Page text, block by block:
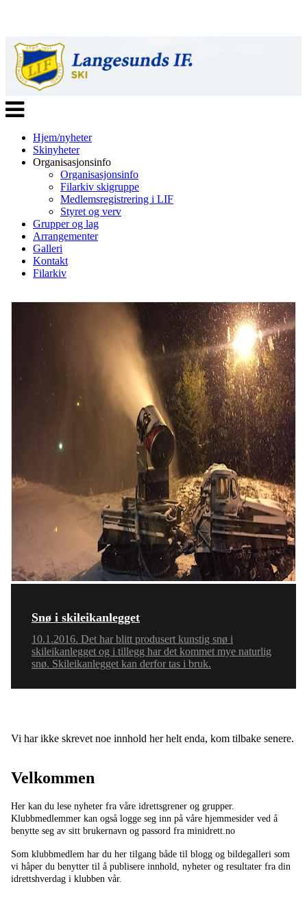
Veksle
navigasjon
Hjem/nyheter
Skinyheter
Organisasjonsinfo
Organisasjonsinfo
Filarkiv skigruppe
Medlemsregistrering i LIF
Styret og verv
Grupper og lag
Arrangementer
Galleri
Kontakt
Filarkiv
Snø i skileikanlegget
10.1.2016. Det har blitt produsert kunstig snø i
skileikanlegget og i tillegg har det kommet mye naturlig
snø. Skileikanlegget kan derfor tas i bruk.
Vi har ikke skrevet noe innhold her helt enda, kom tilbake senere.
Velkommen
Her kan du lese nyheter fra våre idrettsgrener og grupper.
Klubbmedlemmer kan også logge seg inn på våre hjemmesider ved å
benytte seg av sitt brukernavn og passord fra minidrett.no
Som klubbmedlem har du her tilgang både til blogg og bildegalleri som
vi håper du benytter til å publisere innhold, nyheter og resultater fra din
idrettshverdag i klubben vår.